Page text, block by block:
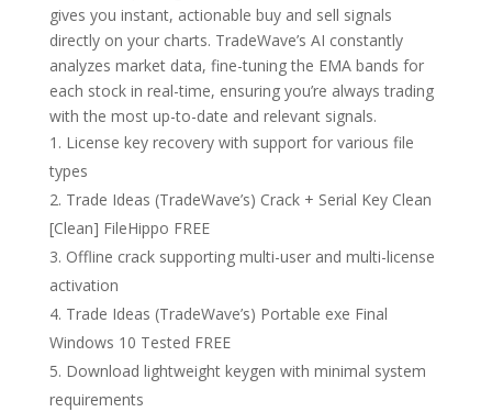
gives you instant, actionable buy and sell signals
directly on your charts. TradeWave’s AI constantly
analyzes market data, fine-tuning the EMA bands for
each stock in real-time, ensuring you’re always trading
with the most up-to-date and relevant signals.
License key recovery with support for various file
types
Trade Ideas (TradeWave’s) Crack + Serial Key Clean
[Clean] FileHippo FREE
Offline crack supporting multi-user and multi-license
activation
Trade Ideas (TradeWave’s) Portable exe Final
Windows 10 Tested FREE
Download lightweight keygen with minimal system
requirements